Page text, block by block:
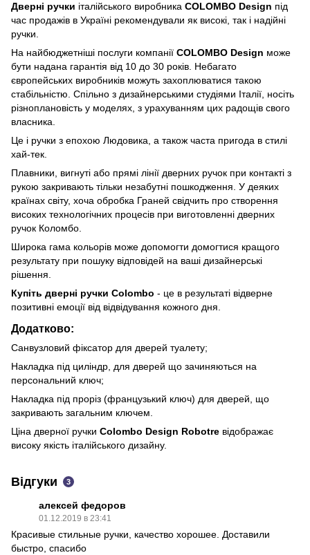
Дверні ручки італійського виробника COLOMBO Design під
час продажів в Україні рекомендували як високі, так і надійні
ручки.
На найбюджетніші послуги компанії COLOMBO Design може
бути надана гарантія від 10 до 30 років. Небагато
європейських виробників можуть захоплюватися такою
стабільністю. Спільно з дизайнерськими студіями Італії, носіть
різноплановість у моделях, з урахуванням цих радощів свого
власника.
Це і ручки з епохою Людовика, а також часта пригода в стилі
хай-тек.
Плавники, вигнуті або прямі лінії дверних ручок при контакті з
рукою закривають тільки незабутні пошкодження. У деяких
країнах світу, хоча обробка Граней свідчить про створення
високих технологічних процесів при виготовленні дверних
ручок Коломбо.
Широка гама кольорів може допомогти домогтися кращого
результату при пошуку відповідей на ваші дизайнерські
рішення.
Купіть дверні ручки Colombo - це в результаті відверне
позитивні емоції від відвідування кожного дня.
Додатково:
Санвузловий фіксатор для дверей туалету;
Накладка під циліндр, для дверей що зачиняються на
персональний ключ;
Накладка під проріз (французький ключ) для дверей, що
закривають загальним ключем.
Ціна дверної ручки Colombo Design Robotre відображає
високу якість італійського дизайну.
Відгуки 3
алексей федоров
01.12.2019 в 23:41
Красивые стильные ручки, качество хорошее. Доставили
быстро, спасибо